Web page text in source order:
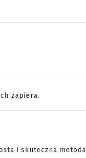
zapiera.
i skuteczna metoda